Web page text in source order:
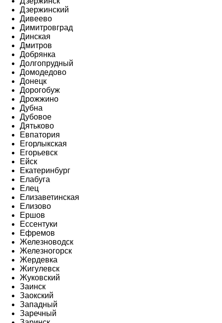
Дзержинский
Дивеево
Димитровград
Динская
Дмитров
Добрянка
Долгопрудный
Домодедово
Донецк
Дорогобуж
Дрожжино
Дубна
Дубовое
Дятьково
Евпатория
Егорлыкская
Егорьевск
Ейск
Екатеринбург
Елабуга
Елец
Елизаветинская
Елизово
Ершов
Ессентуки
Ефремов
Железноводск
Железногорск
Жердевка
Жигулевск
Жуковский
Заинск
Заокский
Западный
Заречный